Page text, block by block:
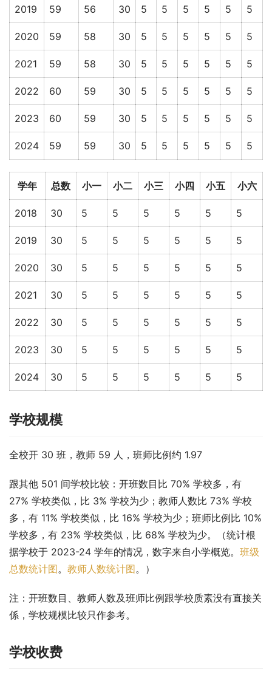
2019 59 56 30 5 5 5 5 5 5
2020 59 58 30 5 5 5 5 5 5
2021 59 58 30 5 5 5 5 5 5
2022 60 59 30 5 5 5 5 5 5
2023 60 59 30 5 5 5 5 5 5
2024 59 59 30 5 5 5 5 5 5
学年 总数 小一 小二 小三 小四 小五 小六
2018 30 5 5 5 5 5 5
2019 30 5 5 5 5 5 5
2020 30 5 5 5 5 5 5
2021 30 5 5 5 5 5 5
2022 30 5 5 5 5 5 5
2023 30 5 5 5 5 5 5
2024 30 5 5 5 5 5 5
学校规模
全校开 30 班，教师 59 人，班师比例约 1.97
跟其他 501 间学校比较：开班数目比 70% 学校多，有
27% 学校类似，比 3% 学校为少；教师人数比 73% 学校
多，有 11% 学校类似，比 16% 学校为少；班师比例比 10%
学校多，有 23% 学校类似，比 68% 学校为少。（统计根
据学校于 2023-24 学年的情况，数字来自小学概览。 班级
总数统计图。 教师人数统计图。）
注：开班数目、教师人数及班师比例跟学校质素没有直接关
係，学校规模比较只作参考。
学校收费